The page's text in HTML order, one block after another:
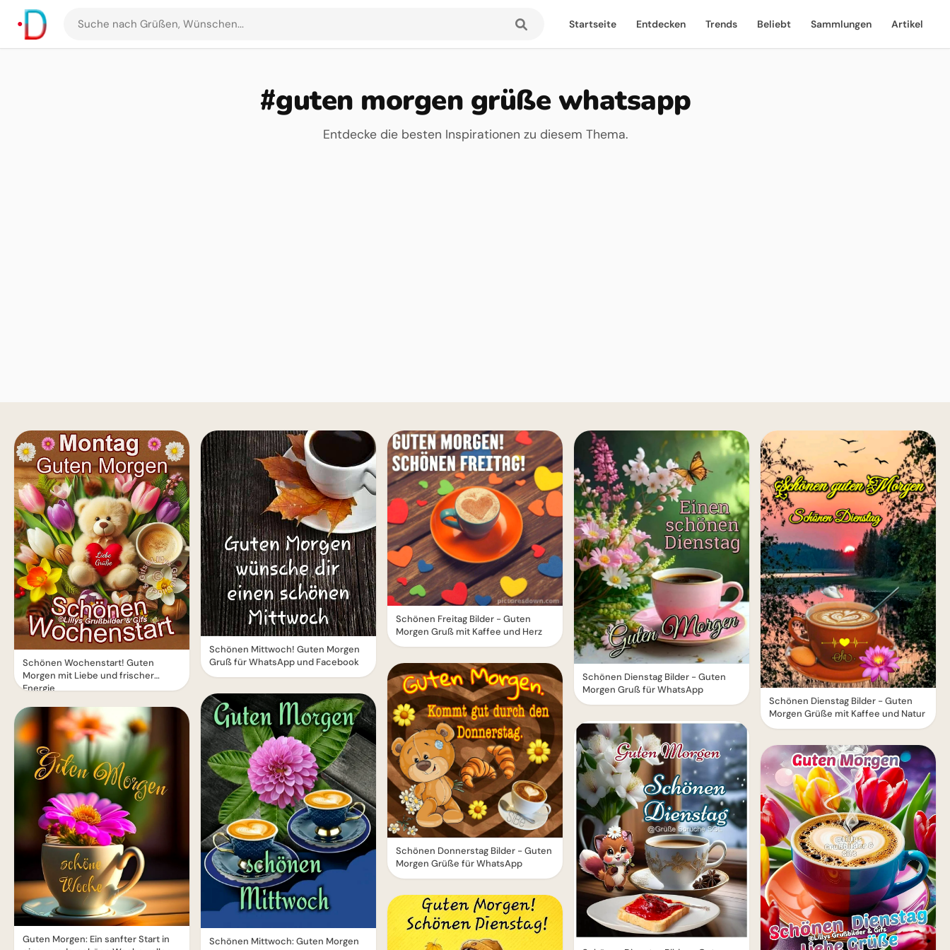
Suche
nach
Startseite Entdecken Trends Beliebt Sammlungen Artikel
#guten morgen grüße whatsapp
Entdecke die besten Inspirationen zu diesem Thema.
Schönen Wochenstart! Guten
Morgen mit Liebe und frischer
Energie
Guten Morgen: Ein sanfter Start in
Schönen Mittwoch! Guten Morgen
Gruß für WhatsApp und Facebook
Schönen Mittwoch: Guten Morgen
Schönen Freitag Bilder - Guten
Morgen Gruß mit Kaffee und Herz
Schönen Donnerstag Bilder - Guten
Morgen Grüße für WhatsApp
Schönen Dienstag Bilder - Guten
Morgen Gruß für WhatsApp
Schönen Dienstag Bilder - Guten
Morgen Grüße mit Kaffee und Natur